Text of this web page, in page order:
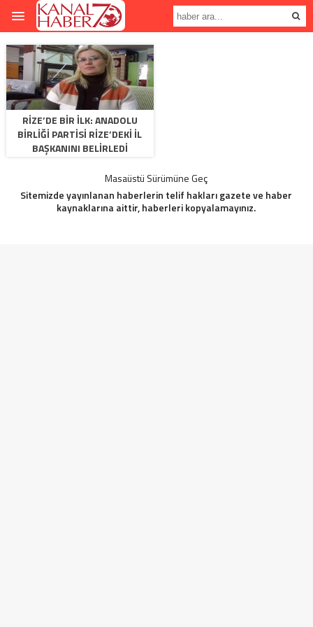
RIZE’DE BIR ILK: ANADOLU
BIRLIĞI PARTISI RIZE’DEKI İL
BAŞKANINI BELIRLEDI
Masaüstü Sürümüne Geç
Sitemizde yayınlanan haberlerin telif hakları gazete ve haber
kaynaklarına aittir, haberleri kopyalamayınız.